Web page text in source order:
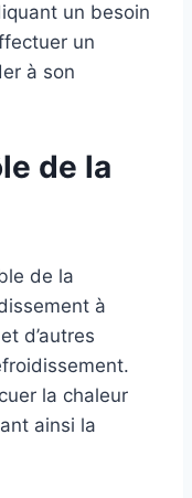
un besoin
un
à son
de la
de la
à
d’autres
la chaleur
ainsi la